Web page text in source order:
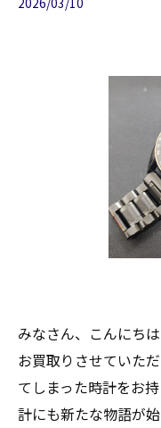
みなさん、こんにち
お買取りさせていた
てしまった時計をお
計にも新たな物語が